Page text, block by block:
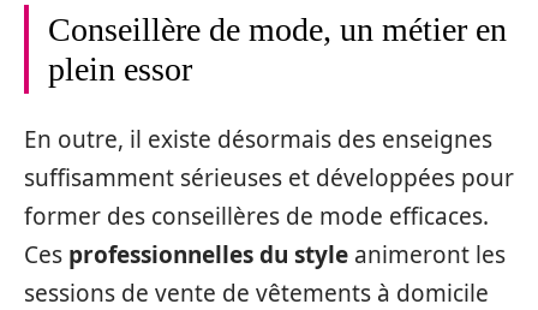
Conseillère de mode, un métier en
plein essor
En outre, il existe désormais des enseignes
suffisamment sérieuses et développées pour
former des conseillères de mode efficaces.
Ces professionnelles du style animeront les
sessions de vente de vêtements à domicile